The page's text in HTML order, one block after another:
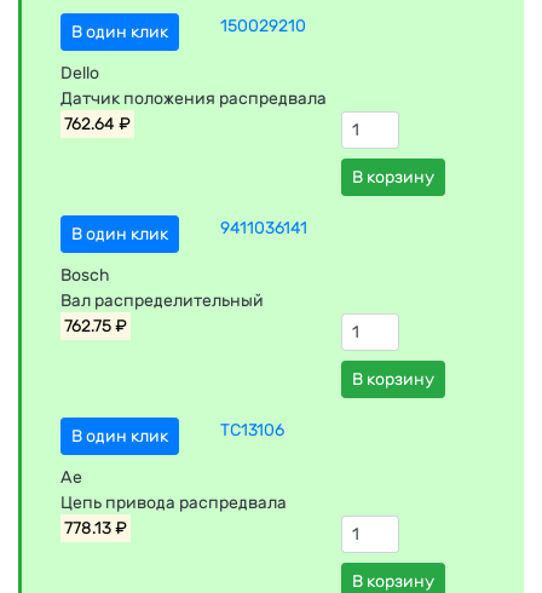
В один клик 150029210
Dello
Датчик положения распредвала
762.64 ₽
В корзину
В один клик 9411036141
Bosch
Вал распределительный
762.75 ₽
В корзину
В один клик TC13106
Ae
Цепь привода распредвала
778.13 ₽
В корзину